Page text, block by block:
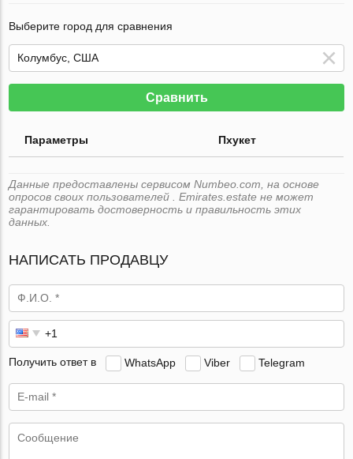
Выберите город для сравнения
Сравнить
Параметры Пхукет
Данные предоставлены сервисом Numbeo.com, на основе
опросов своих пользователей . Emirates.estate не может
гарантировать достоверность и правильность этих
данных.
НАПИСАТЬ ПРОДАВЦУ
Получить ответ в WhatsApp Viber Telegram